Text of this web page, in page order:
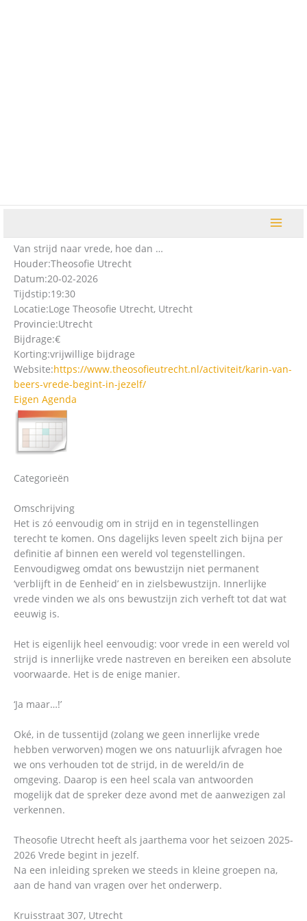
Van strijd naar vrede, hoe dan …
Houder:Theosofie Utrecht
Datum:20-02-2026
Tijdstip:19:30
Locatie:Loge Theosofie Utrecht, Utrecht
Provincie:Utrecht
Bijdrage:€
Korting:vrijwillige bijdrage
Website:https://www.theosofieutrecht.nl/activiteit/karin-van-
beers-vrede-begint-in-jezelf/
Eigen Agenda
Categorieën
Omschrijving
Het is zó eenvoudig om in strijd en in tegenstellingen
terecht te komen. Ons dagelijks leven speelt zich bijna per
definitie af binnen een wereld vol tegenstellingen.
Eenvoudigweg omdat ons bewustzijn niet permanent
‘verblijft in de Eenheid’ en in zielsbewustzijn. Innerlijke
vrede vinden we als ons bewustzijn zich verheft tot dat wat
eeuwig is.
Het is eigenlijk heel eenvoudig: voor vrede in een wereld vol
strijd is innerlijke vrede nastreven en bereiken een absolute
voorwaarde. Het is de enige manier.
‘Ja maar…!’
Oké, in de tussentijd (zolang we geen innerlijke vrede
hebben verworven) mogen we ons natuurlijk afvragen hoe
we ons verhouden tot de strijd, in de wereld/in de
omgeving. Daarop is een heel scala van antwoorden
mogelijk dat de spreker deze avond met de aanwezigen zal
verkennen.
Theosofie Utrecht heeft als jaarthema voor het seizoen 2025-
2026 Vrede begint in jezelf.
Na een inleiding spreken we steeds in kleine groepen na,
aan de hand van vragen over het onderwerp.
Kruisstraat 307, Utrecht